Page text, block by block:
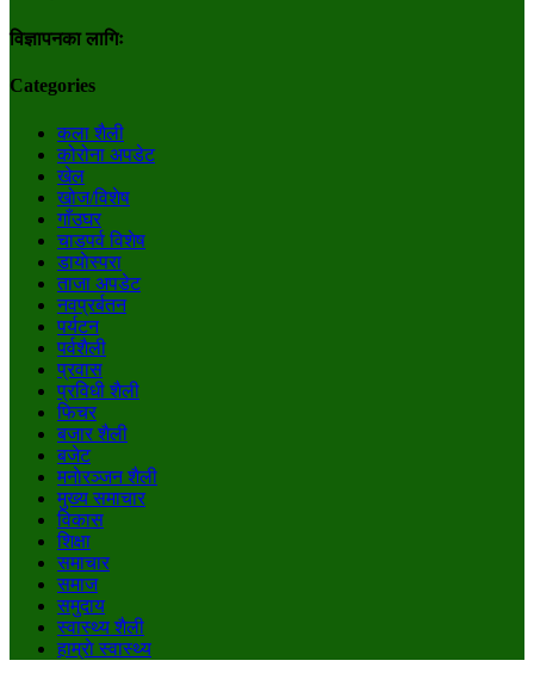
विज्ञापनका लागिः
Categories
कला शैली
कोरोना अपडेट
खेल
खोज/विशेष
गाँउघर
चाडपर्व विशेष
डायाेस्परा
ताजा अपडेट
नवप्रर्बतन
पर्यटन
पर्वशैली
प्रवास
प्रविधी शैली
फिचर
बजार शैली
बजेट
मनाेरञ्जन शैली
मुख्य समाचार
विकास
शिक्षा
समाचार
समाज
समुदाय
स्वास्थ्य शैली
हाम्राे स्वास्थ्य